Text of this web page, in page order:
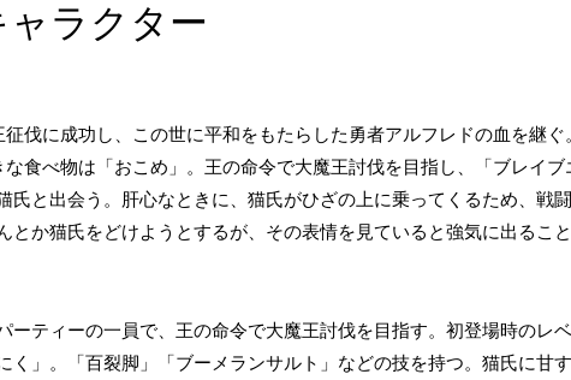
ラクター
征伐に成功し、この世に平和をもたらした勇者アルフレドの血を継
食べ物は「おこめ」。王の命令で大魔王討伐を目指し、「ブレイ
氏と出会う。肝心なときに、猫氏がひざの上に乗ってくるため、戦
とか猫氏をどけようとするが、その表情を見ていると強気に出るこ
ーティーの一員で、王の命令で大魔王討伐を目指す。初登場時のレ
く」。「百裂脚」「ブーメランサルト」などの技を持つ。猫氏に甘